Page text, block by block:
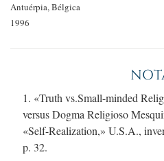
Antuérpia, Bélgica
1996
1. «Truth vs.Small-minded
versus Dogma Religioso
«Self-Realization,» U.S.A.,
p. 32.